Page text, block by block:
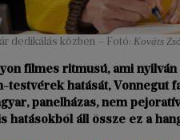
dedikálás közben – Fotó: Kováts
filmes ritmusú, ami
testvérek hatását, Vonnegut
panelházas, nem
hatásokból áll össze ez a